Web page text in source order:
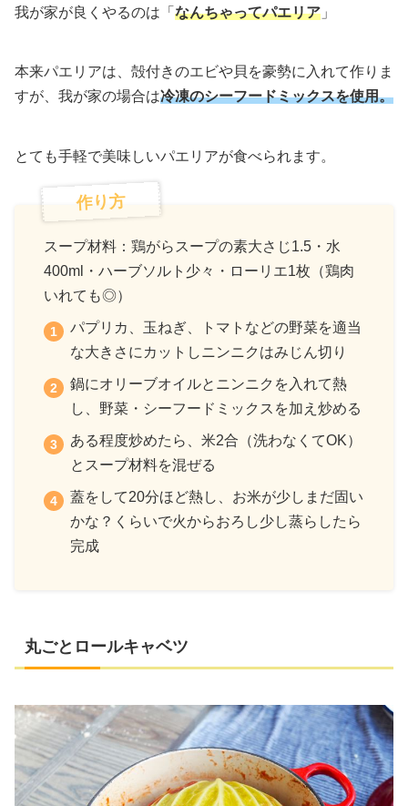
我が家が良くやるのは「 なんちゃってパエリア 」
本来パエリアは、殻付きのエビや貝を豪勢に入れて作りま
すが、我が家の場合は冷凍のシーフードミックスを使用。
とても手軽で美味しいパエリアが食べられます。
作り方
スープ材料：鶏がらスープの素大さじ1.5・水
400ml・ハーブソルト少々・ローリエ1枚（鶏肉
いれても◎）
パプリカ、玉ねぎ、トマトなどの野菜を適当
な大きさにカットしニンニクはみじん切り
鍋にオリーブオイルとニンニクを入れて熱
し、野菜・シーフードミックスを加え炒める
ある程度炒めたら、米2合（洗わなくてOK）
とスープ材料を混ぜる
蓋をして20分ほど熱し、お米が少しまだ固い
かな？くらいで火からおろし少し蒸らしたら
完成
丸ごとロールキャベツ